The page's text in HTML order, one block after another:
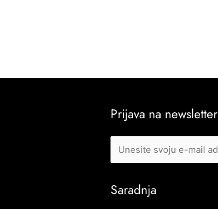
Prijava na newsletter
Saradnja